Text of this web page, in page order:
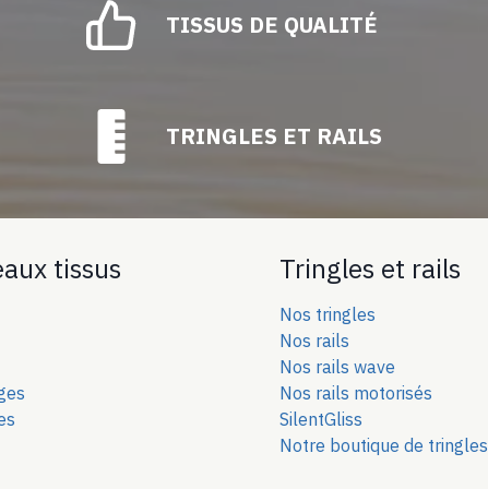
TISSUS DE QUALITÉ
TRINGLES ET RAILS
tissus Tringles et rails
Nos tringles
Nos rails
Nos rails wave
Nos rails motorisés
SilentGliss
Notre boutique de tringles